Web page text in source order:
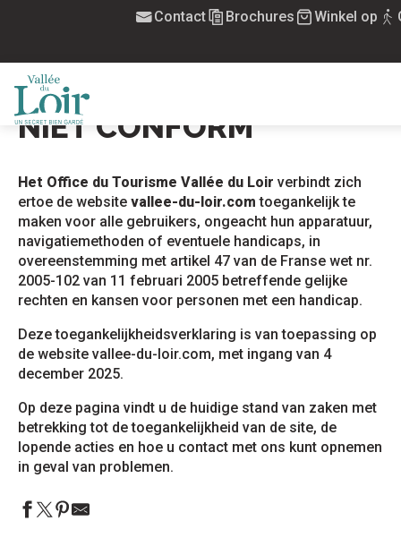
principal
Contact Brochures Winkel op
Toegankelijkheid: niet conform
TOEGANKELIJKHEID:
NIET CONFORM
Het Office du Tourisme Vallée du Loir verbindt zich
ertoe de website vallee-du-loir.com toegankelijk te
maken voor alle gebruikers, ongeacht hun apparatuur,
navigatiemethoden of eventuele handicaps, in
overeenstemming met artikel 47 van de Franse wet nr.
2005-102 van 11 februari 2005 betreffende gelijke
rechten en kansen voor personen met een handicap.
Deze toegankelijkheidsverklaring is van toepassing op
de website vallee-du-loir.com, met ingang van 4
december 2025.
Op deze pagina vindt u de huidige stand van zaken met
betrekking tot de toegankelijkheid van de site, de
lopende acties en hoe u contact met ons kunt opnemen
in geval van problemen.